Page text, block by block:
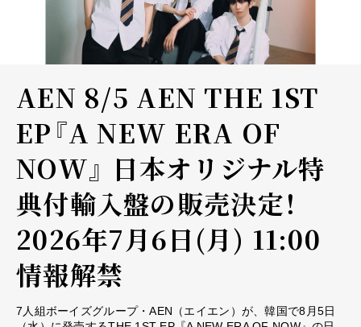
AEN 8/5 AEN THE 1ST
EP『A NEW ERA OF
NOW』 日本オリジナル特
典付輸入盤の販売決定！
2026年7月6日(月) 11:00
情報解禁
7人組ボーイズグループ・AEN（エイエン）が、韓国で8月5日